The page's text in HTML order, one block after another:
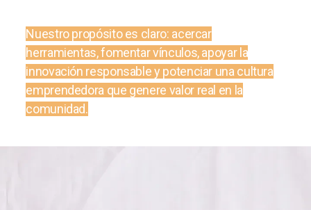
Nuestro propósito es claro: acercar
herramientas, fomentar vínculos, apoyar la
innovación responsable y potenciar una cultura
emprendedora que genere valor real en la
comunidad.